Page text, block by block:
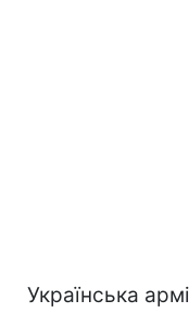
Українська